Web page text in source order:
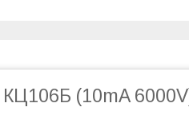
КЦ106Б (10mA